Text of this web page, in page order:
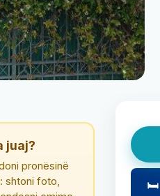
juaj?
pronësinë
shtoni foto,
🛏